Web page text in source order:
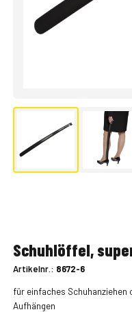
Schuhlöffel,
Artikelnr.: 8672-6
für einfaches Schuhanziehen
Aufhängen